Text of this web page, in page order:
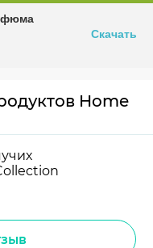
11, к. 1
Home
Скачать